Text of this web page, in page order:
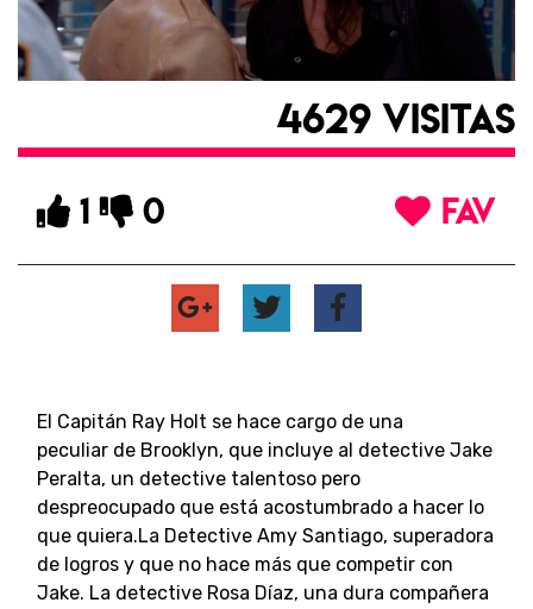
4629 VISITAS
1 0 FAV
El Capitán Ray Holt se hace cargo de una
peculiar de Brooklyn, que incluye al detective Jake
Peralta, un detective talentoso pero
despreocupado que está acostumbrado a hacer lo
que quiera.La Detective Amy Santiago, superadora
de logros y que no hace más que competir con
Jake. La detective Rosa Díaz, una dura compañera